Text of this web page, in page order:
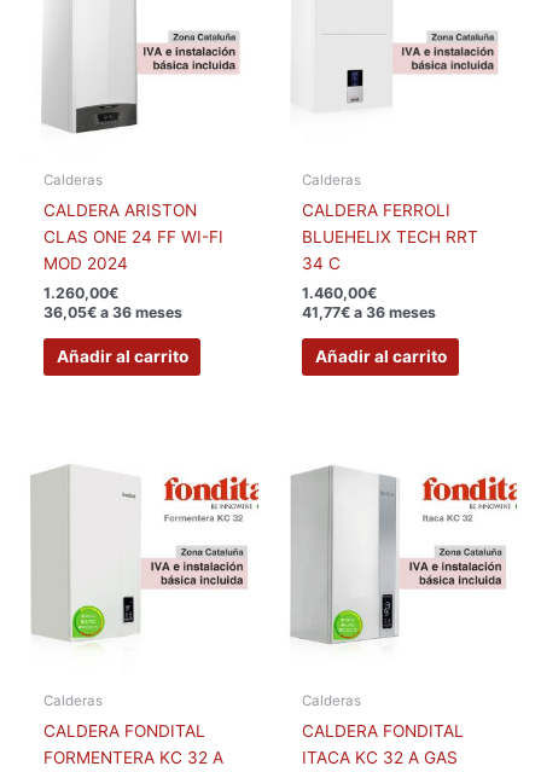
Calderas
CALDERA ARISTON
CLAS ONE 24 FF WI-FI
MOD 2024
1.260,00€
36,05€ a 36 meses
Añadir al carrito
Calderas
CALDERA FERROLI
BLUEHELIX TECH RRT
34 C
1.460,00€
41,77€ a 36 meses
Añadir al carrito
Calderas
CALDERA FONDITAL
FORMENTERA KC 32 A
Calderas
CALDERA FONDITAL
ITACA KC 32 A GAS